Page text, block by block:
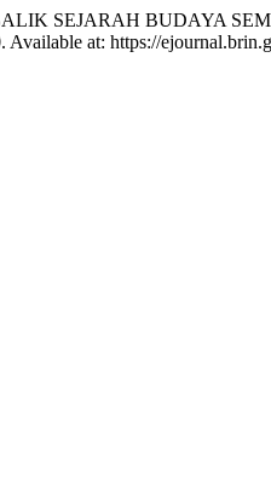
SEJARAH BUDAYA
Available at: https://